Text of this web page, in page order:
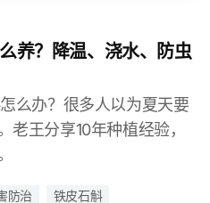
养？降温、浇水、防虫
么办？很多人以为夏天要
老王分享10年种植经验，
防治 铁皮石斛